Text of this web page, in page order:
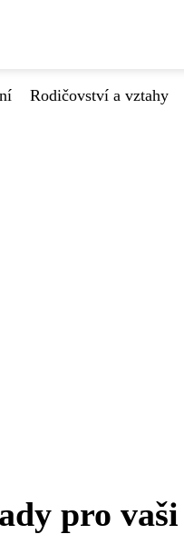
Rodičovství a vztahy
pro